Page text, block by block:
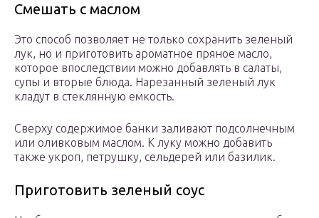
Смешать с маслом
Это способ позволяет не только сохранить зеленый
лук, но и приготовить ароматное пряное масло,
которое впоследствии можно добавлять в салаты,
супы и вторые блюда. Нарезанный зеленый лук
кладут в стеклянную емкость.
Сверху содержимое банки заливают подсолнечным
или оливковым маслом. К луку можно добавить
также укроп, петрушку, сельдерей или базилик.
Приготовить зеленый соус